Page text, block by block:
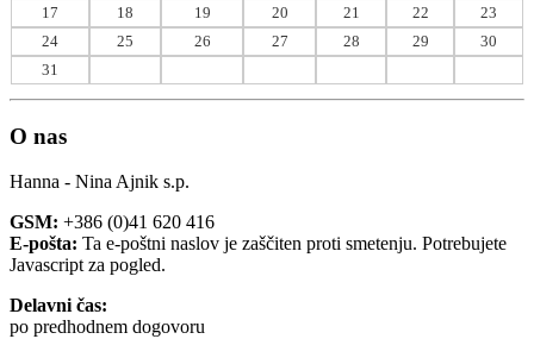
17
18 19 20 21 22
23
24
25 26 27 28 29
30
31
O nas
Hanna - Nina Ajnik s.p.
GSM: +386 (0)41 620 416
E-pošta: Ta e-poštni naslov je zaščiten proti smetenju. Potrebujete
Javascript za pogled.
Delavni čas:
po predhodnem dogovoru